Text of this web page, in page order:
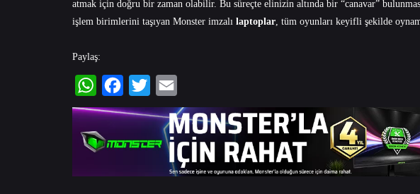
atmak için doğru bir zaman olabilir. Bu süreçte elinizin altında bir “canavar”
işlem birimlerini taşıyan Monster imzalı laptoplar , tüm oyunları keyifli şekilde
Paylaş:
WhatsAppFacebookTwitterEmail